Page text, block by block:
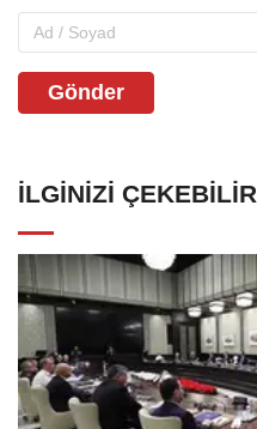
Gönder
İLGINIZI ÇEKEBILIR